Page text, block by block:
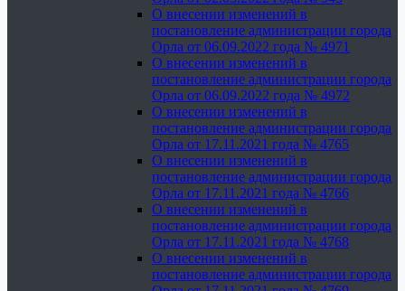
О внесении изменений в
постановление администрации города
Орла от 06.09.2022 года № 4971
О внесении изменений в
постановление администрации города
Орла от 06.09.2022 года № 4972
О внесении изменений в
постановление администрации города
Орла от 17.11.2021 года № 4765
О внесении изменений в
постановление администрации города
Орла от 17.11.2021 года № 4766
О внесении изменений в
постановление администрации города
Орла от 17.11.2021 года № 4768
О внесении изменений в
постановление администрации города